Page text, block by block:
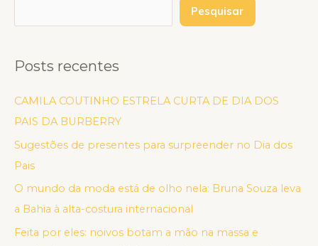
Pesquisar
Posts recentes
CAMILA COUTINHO ESTRELA CURTA DE DIA DOS
PAIS DA BURBERRY
Sugestões de presentes para surpreender no Dia dos
Pais
O mundo da moda está de olho nela: Bruna Souza leva
a Bahia à alta-costura internacional
Feita por eles: noivos botam a mão na massa e